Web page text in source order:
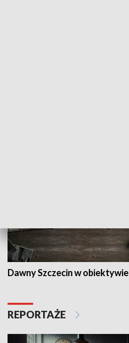
Dawny Szczecin w obiektywie
REPORTAŻE